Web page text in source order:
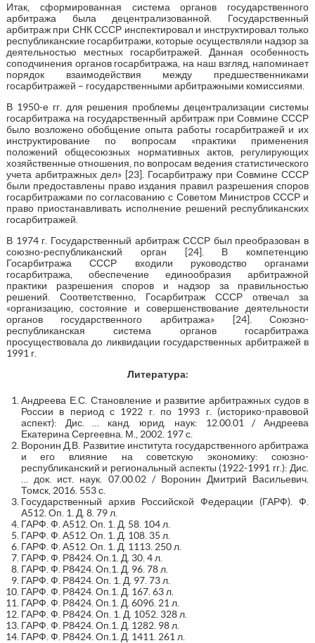
Итак, сформированная система органов государственного
арбитража была децентрализованной. Государственный
арбитраж при СНК СССР инспектировал и инструктировал только
республиканские госарбитражи, которые осуществляли надзор за
деятельностью местных госарбитражей. Данная особенность
соподчинения органов госарбитража, на наш взгляд, напоминает
порядок взаимодействия между предшественниками
госарбитражей – государственными арбитражными комиссиями.
В 1950-е гг. для решения проблемы децентрализации системы
госарбитража на государственный арбитраж при Совмине СССР
было возложено обобщение опыта работы госарбитражей и их
инструктирование по вопросам «практики применения
положений общесоюзных нормативных актов, регулирующих
хозяйственные отношения, по вопросам ведения статистического
учета арбитражных дел» [23]. Госарбитражу при Совмине СССР
были предоставлены право издания правил разрешения споров
госарбитражами по согласованию с Советом Министров СССР и
право приостанавливать исполнение решений республиканских
госарбитражей.
В 1974 г. Государственный арбитраж СССР был преобразован в
союзно-республиканский орган [24]. В компетенцию
Госарбитража СССР входили руководство органами
госарбитража, обеспечение единообразия арбитражной
практики разрешения споров и надзор за правильностью
решений. Соответственно, Госарбитраж СССР отвечал за
«организацию, состояние и совершенствование деятельности
органов государственного арбитража» [24]. Союзно-
республиканская система органов госарбитража
просуществовала до ликвидации государственных арбитражей в
1991 г.
Литература:
Андреева Е.С. Становление и развитие арбитражных судов в
России в период с 1922 г. по 1993 г. (историко-правовой
аспект): Дис. … канд. юрид. наук: 12.00.01 / Андреева
Екатерина Сергеевна. М., 2002. 197 с.
Воронин Д.В. Развитие института государственного арбитража
и его влияние на советскую экономику: союзно-
республиканский и региональный аспекты (1922-1991 гг.): Дис.
… док. ист. наук. 07.00.02 / Воронин Дмитрий Васильевич.
Томск, 2016. 553 с.
Государственный архив Российской Федерации (ГАРФ). Ф.
А512. Оп. 1. Д. 8. 79 л.
ГАРФ. Ф. А512. Оп. 1. Д. 58. 104 л.
ГАРФ. Ф. А512. Оп. 1. Д. 108. 35 л.
ГАРФ. Ф. А512. Оп. 1. Д. 1113. 250 л.
ГАРФ. Ф. Р8424. Оп.1. Д. 30. 4 л.
ГАРФ. Ф. Р8424. Оп.1. Д. 96. 78 л.
ГАРФ. Ф. Р8424. Оп. 1. Д. 97. 73 л.
ГАРФ. Ф. Р8424. Оп.1. Д. 167. 63 л.
ГАРФ. Ф. Р8424. Оп.1. Д. 609б. 21 л.
ГАРФ. Ф. Р8424. Оп. 1. Д. 1052. 328 л.
ГАРФ. Ф. Р8424. Оп.1. Д. 1282. 98 л.
ГАРФ. Ф. Р8424. Оп.1. Д. 1411. 261 л.